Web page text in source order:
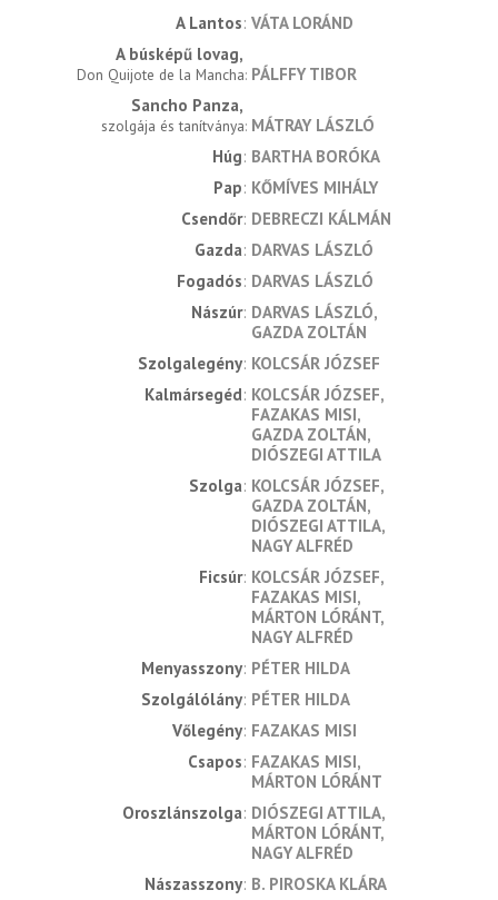
A Lantos VÁTA LORÁND
A búsképű lovag
Don Quijote de la Mancha PÁLFFY TIBOR
Sancho Panza
szolgája és tanítványa MÁTRAY LÁSZLÓ
Húg BARTHA BORÓKA
Pap KŐMÍVES MIHÁLY
Csendőr DEBRECZI KÁLMÁN
Gazda DARVAS LÁSZLÓ
Fogadós DARVAS LÁSZLÓ
Nászúr DARVAS LÁSZLÓ
GAZDA ZOLTÁN
Szolgalegény KOLCSÁR JÓZSEF
Kalmársegéd KOLCSÁR JÓZSEF
FAZAKAS MISI
GAZDA ZOLTÁN
DIÓSZEGI ATTILA
Szolga KOLCSÁR JÓZSEF
GAZDA ZOLTÁN
DIÓSZEGI ATTILA
NAGY ALFRÉD
Ficsúr KOLCSÁR JÓZSEF
FAZAKAS MISI
MÁRTON LÓRÁNT
NAGY ALFRÉD
Menyasszony PÉTER HILDA
Szolgálólány PÉTER HILDA
Vőlegény FAZAKAS MISI
Csapos FAZAKAS MISI
MÁRTON LÓRÁNT
Oroszlánszolga DIÓSZEGI ATTILA
MÁRTON LÓRÁNT
NAGY ALFRÉD
Nászasszony B. PIROSKA KLÁRA